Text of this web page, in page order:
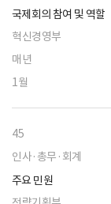
국제회의 참여 및 역할
혁신경영부
매년
1월
45
인사·총무·회계
주요 민원